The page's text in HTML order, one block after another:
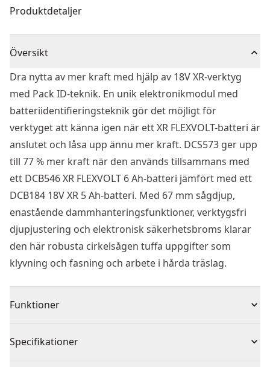
Produktdetaljer
Översikt
Dra nytta av mer kraft med hjälp av 18V XR-verktyg
med Pack ID-teknik. En unik elektronikmodul med
batteriidentifieringsteknik gör det möjligt för
verktyget att känna igen när ett XR FLEXVOLT-batteri är
anslutet och låsa upp ännu mer kraft. DCS573 ger upp
till 77 % mer kraft när den används tillsammans med
ett DCB546 XR FLEXVOLT 6 Ah-batteri jämfört med ett
DCB184 18V XR 5 Ah-batteri. Med 67 mm sågdjup,
enastående dammhanteringsfunktioner, verktygsfri
djupjustering och elektronisk säkerhetsbroms klarar
den här robusta cirkelsågen tuffa uppgifter som
klyvning och fasning och arbete i hårda träslag.
Funktioner
byggmaterial
Specifikationer